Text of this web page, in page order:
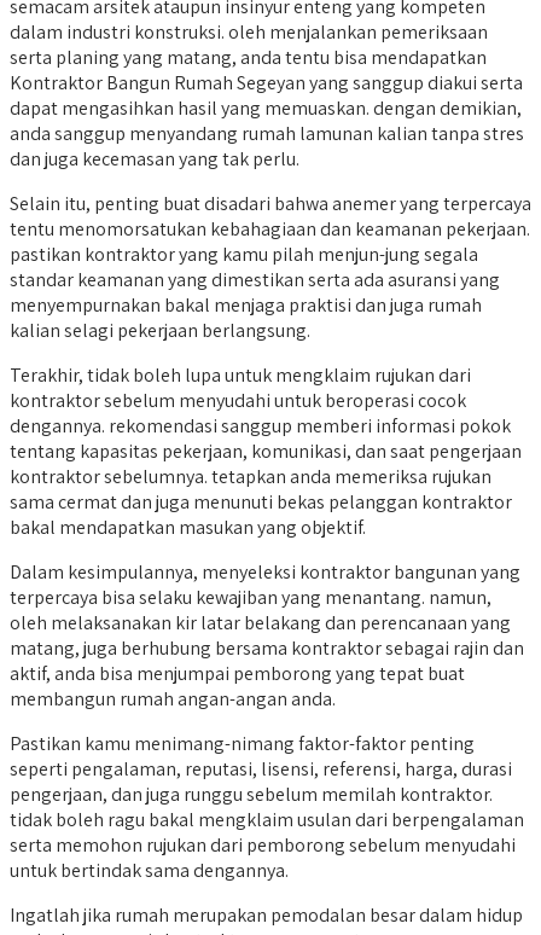
semacam arsitek ataupun insinyur enteng yang kompeten
dalam industri konstruksi. oleh menjalankan pemeriksaan
serta planing yang matang, anda tentu bisa mendapatkan
Kontraktor Bangun Rumah Segeyan yang sanggup diakui serta
dapat mengasihkan hasil yang memuaskan. dengan demikian,
anda sanggup menyandang rumah lamunan kalian tanpa stres
dan juga kecemasan yang tak perlu.
Selain itu, penting buat disadari bahwa anemer yang terpercaya
tentu menomorsatukan kebahagiaan dan keamanan pekerjaan.
pastikan kontraktor yang kamu pilah menjun-jung segala
standar keamanan yang dimestikan serta ada asuransi yang
menyempurnakan bakal menjaga praktisi dan juga rumah
kalian selagi pekerjaan berlangsung.
Terakhir, tidak boleh lupa untuk mengklaim rujukan dari
kontraktor sebelum menyudahi untuk beroperasi cocok
dengannya. rekomendasi sanggup memberi informasi pokok
tentang kapasitas pekerjaan, komunikasi, dan saat pengerjaan
kontraktor sebelumnya. tetapkan anda memeriksa rujukan
sama cermat dan juga menunuti bekas pelanggan kontraktor
bakal mendapatkan masukan yang objektif.
Dalam kesimpulannya, menyeleksi kontraktor bangunan yang
terpercaya bisa selaku kewajiban yang menantang. namun,
oleh melaksanakan kir latar belakang dan perencanaan yang
matang, juga berhubung bersama kontraktor sebagai rajin dan
aktif, anda bisa menjumpai pemborong yang tepat buat
membangun rumah angan-angan anda.
Pastikan kamu menimang-nimang faktor-faktor penting
seperti pengalaman, reputasi, lisensi, referensi, harga, durasi
pengerjaan, dan juga runggu sebelum memilah kontraktor.
tidak boleh ragu bakal mengklaim usulan dari berpengalaman
serta memohon rujukan dari pemborong sebelum menyudahi
untuk bertindak sama dengannya.
Ingatlah jika rumah merupakan pemodalan besar dalam hidup